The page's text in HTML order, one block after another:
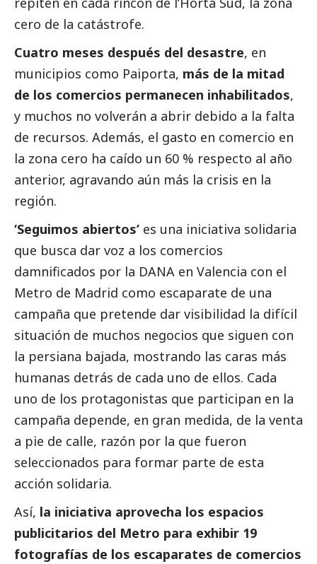
cero de la catástrofe.
Cuatro meses después del desastre, en
municipios como Paiporta, más de la mitad
de los comercios permanecen inhabilitados,
y muchos no volverán a abrir debido a la falta
de recursos. Además, el gasto en comercio en
la zona cero ha caído un 60 % respecto al año
anterior, agravando aún más la crisis en la
región.
‘Seguimos abiertos’ es una iniciativa solidaria
que busca dar voz a los comercios
damnificados por la DANA en Valencia con el
Metro de Madrid como escaparate de una
campaña que pretende dar visibilidad la difícil
situación de muchos negocios que siguen con
la persiana bajada, mostrando las caras más
humanas detrás de cada uno de ellos. Cada
uno de los protagonistas que participan en la
campaña depende, en gran medida, de la venta
a pie de calle, razón por la que fueron
seleccionados para formar parte de esta
acción solidaria.
Así, la iniciativa aprovecha los espacios
publicitarios del Metro para exhibir 19
fotografías de los escaparates de comercios